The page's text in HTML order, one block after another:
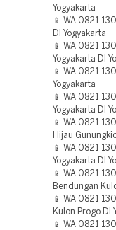
Yogyakarta
📱 WA 0821
DI Yogyakarta
📱 WA 0821
Yogyakarta DI
📱 WA 0821
Yogyakarta
📱 WA 0821
Yogyakarta DI
📱 WA 0821
Hijau
📱 WA 0821
Yogyakarta DI
📱 WA 0821
Bendungan
📱 WA 0821
Kulon Progo DI
📱 WA 0821